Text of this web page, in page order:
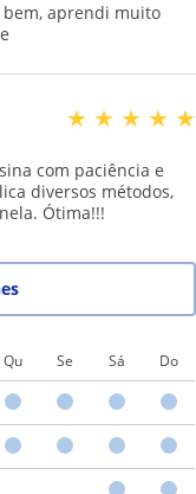
aprendi muito
★ ★ ★ ★ ★
com paciência e
diversos métodos,
Ótima!!!
Qu Se Sá Do